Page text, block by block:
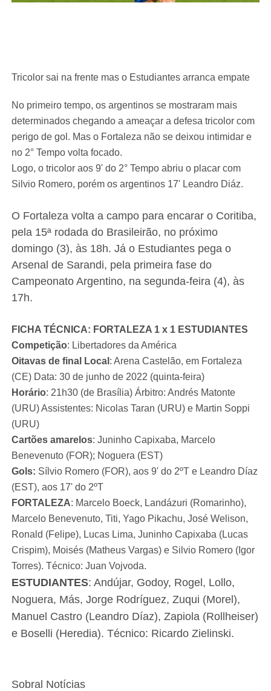
Tricolor sai na frente mas o Estudiantes arranca empate
No primeiro tempo, os argentinos se mostraram mais
determinados chegando a ameaçar a defesa tricolor com
perigo de gol. Mas o Fortaleza não se deixou intimidar e
no 2° Tempo volta focado.
Logo, o tricolor aos 9' do 2° Tempo abriu o placar com
Silvio Romero, porém os argentinos 17' Leandro Diáz.
O Fortaleza volta a campo para encarar o Coritiba,
pela 15ª rodada do Brasileirão, no próximo
domingo (3), às 18h. Já o Estudiantes pega o
Arsenal de Sarandi, pela primeira fase do
Campeonato Argentino, na segunda-feira (4), às
17h.
FICHA TÉCNICA: FORTALEZA 1 x 1 ESTUDIANTES
Competição: Libertadores da América
Oitavas de final Local : Arena Castelão, em Fortaleza
(CE) Data: 30 de junho de 2022 (quinta-feira)
Horário: 21h30 (de Brasília) Árbitro: Andrés Matonte
(URU) Assistentes: Nicolas Taran (URU) e Martin Soppi
(URU)
Cartões amarelos: Juninho Capixaba, Marcelo
Benevenuto (FOR); Noguera (EST)
Gols: Sílvio Romero (FOR), aos 9' do 2ºT e Leandro Díaz
(EST), aos 17' do 2ºT
FORTALEZA: Marcelo Boeck, Landázuri (Romarinho),
Marcelo Benevenuto, Titi, Yago Pikachu, José Welison,
Ronald (Felipe), Lucas Lima, Juninho Capixaba (Lucas
Crispim), Moisés (Matheus Vargas) e Silvio Romero (Igor
Torres). Técnico: Juan Vojvoda.
ESTUDIANTES: Andújar, Godoy, Rogel, Lollo,
Noguera, Más, Jorge Rodríguez, Zuqui (Morel),
Manuel Castro (Leandro Díaz), Zapiola (Rollheiser)
e Boselli (Heredia). Técnico: Ricardo Zielinski.
Sobral Notícias